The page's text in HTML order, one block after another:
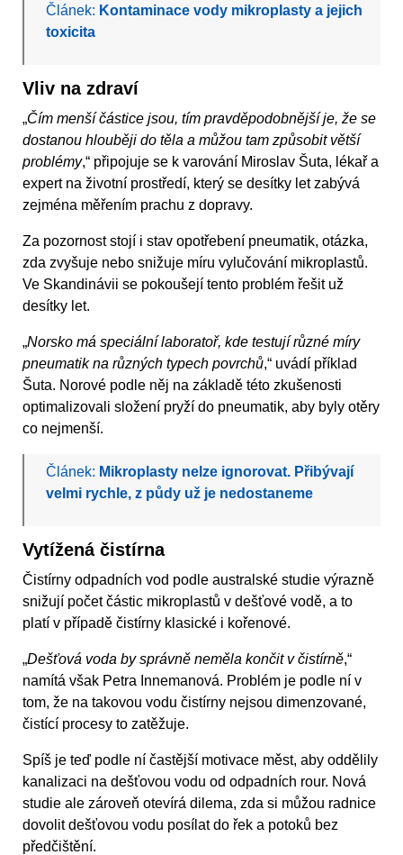
Článek: Kontaminace vody mikroplasty a jejich
toxicita
Vliv na zdraví
„Čím menší částice jsou, tím pravděpodobnější je, že se
dostanou hlouběji do těla a můžou tam způsobit větší
problémy,“ připojuje se k varování Miroslav Šuta, lékař a
expert na životní prostředí, který se desítky let zabývá
zejména měřením prachu z dopravy.
Za pozornost stojí i stav opotřebení pneumatik, otázka,
zda zvyšuje nebo snižuje míru vylučování mikroplastů.
Ve Skandinávii se pokoušejí tento problém řešit už
desítky let.
„Norsko má speciální laboratoř, kde testují různé míry
pneumatik na různých typech povrchů,“ uvádí příklad
Šuta. Norové podle něj na základě této zkušenosti
optimalizovali složení pryží do pneumatik, aby byly otěry
co nejmenší.
Článek: Mikroplasty nelze ignorovat. Přibývají
velmi rychle, z půdy už je nedostaneme
Vytížená čistírna
Čistírny odpadních vod podle australské studie výrazně
snižují počet částic mikroplastů v dešťové vodě, a to
platí v případě čistírny klasické i kořenové.
„Dešťová voda by správně neměla končit v čistírně,“
namítá však Petra Innemanová. Problém je podle ní v
tom, že na takovou vodu čistírny nejsou dimenzované,
čistící procesy to zatěžuje.
Spíš je teď podle ní častější motivace měst, aby oddělily
kanalizaci na dešťovou vodu od odpadních rour. Nová
studie ale zároveň otevírá dilema, zda si můžou radnice
dovolit dešťovou vodu posílat do řek a potoků bez
předčištění.